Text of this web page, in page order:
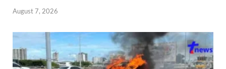
August 7, 2026